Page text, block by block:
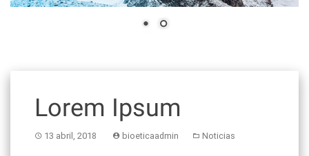
Lorem Ipsum
13 abril, 2018 bioeticaadmin Noticias